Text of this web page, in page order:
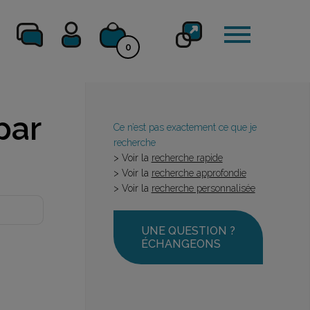
0
Ce n’est pas exactement ce que je
recherche
> Voir la recherche rapide
> Voir la recherche approfondie
> Voir la recherche personnalisée
UNE QUESTION ?
ÉCHANGEONS